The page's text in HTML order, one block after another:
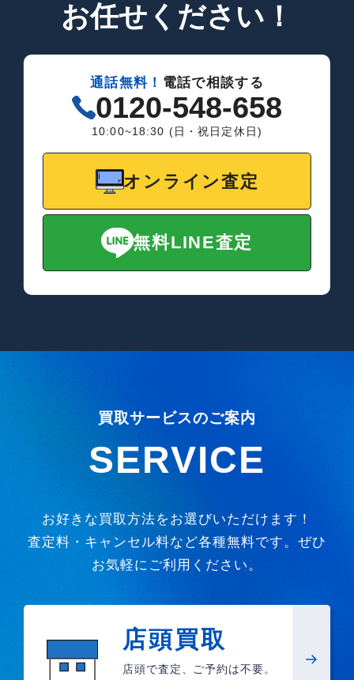
お任せください！
通話無料！ 電話で相談する
0120-548-658
10:00~18:30 (日・祝日定休日)
オンライン査定
無料LINE査定
買取サービスのご案内
SERVICE
お好きな買取方法をお選びいただけます！
査定料・キャンセル料など各種無料です。ぜひ
お気軽にご利用ください。
店頭買取
店頭で査定、ご予約は不要。